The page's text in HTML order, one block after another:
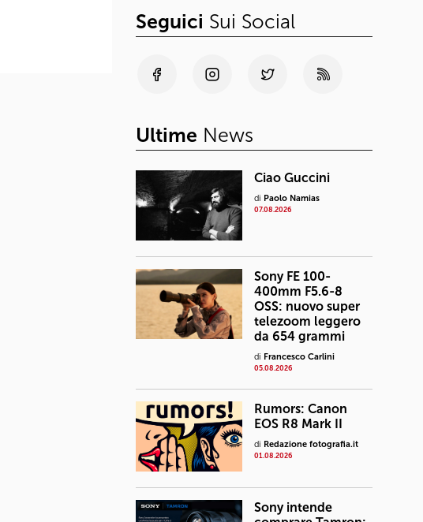
Seguici Sui Social
Ultime News
Ciao Guccini
di Paolo Namias
07.08.2026
Sony FE 100-
400mm F5.6-8
OSS: nuovo super
telezoom leggero
da 654 grammi
di Francesco Carlini
05.08.2026
Rumors: Canon
EOS R8 Mark II
di Redazione fotografia.it
01.08.2026
Sony intende